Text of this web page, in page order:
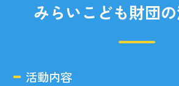
みらいこども財団
活動内容